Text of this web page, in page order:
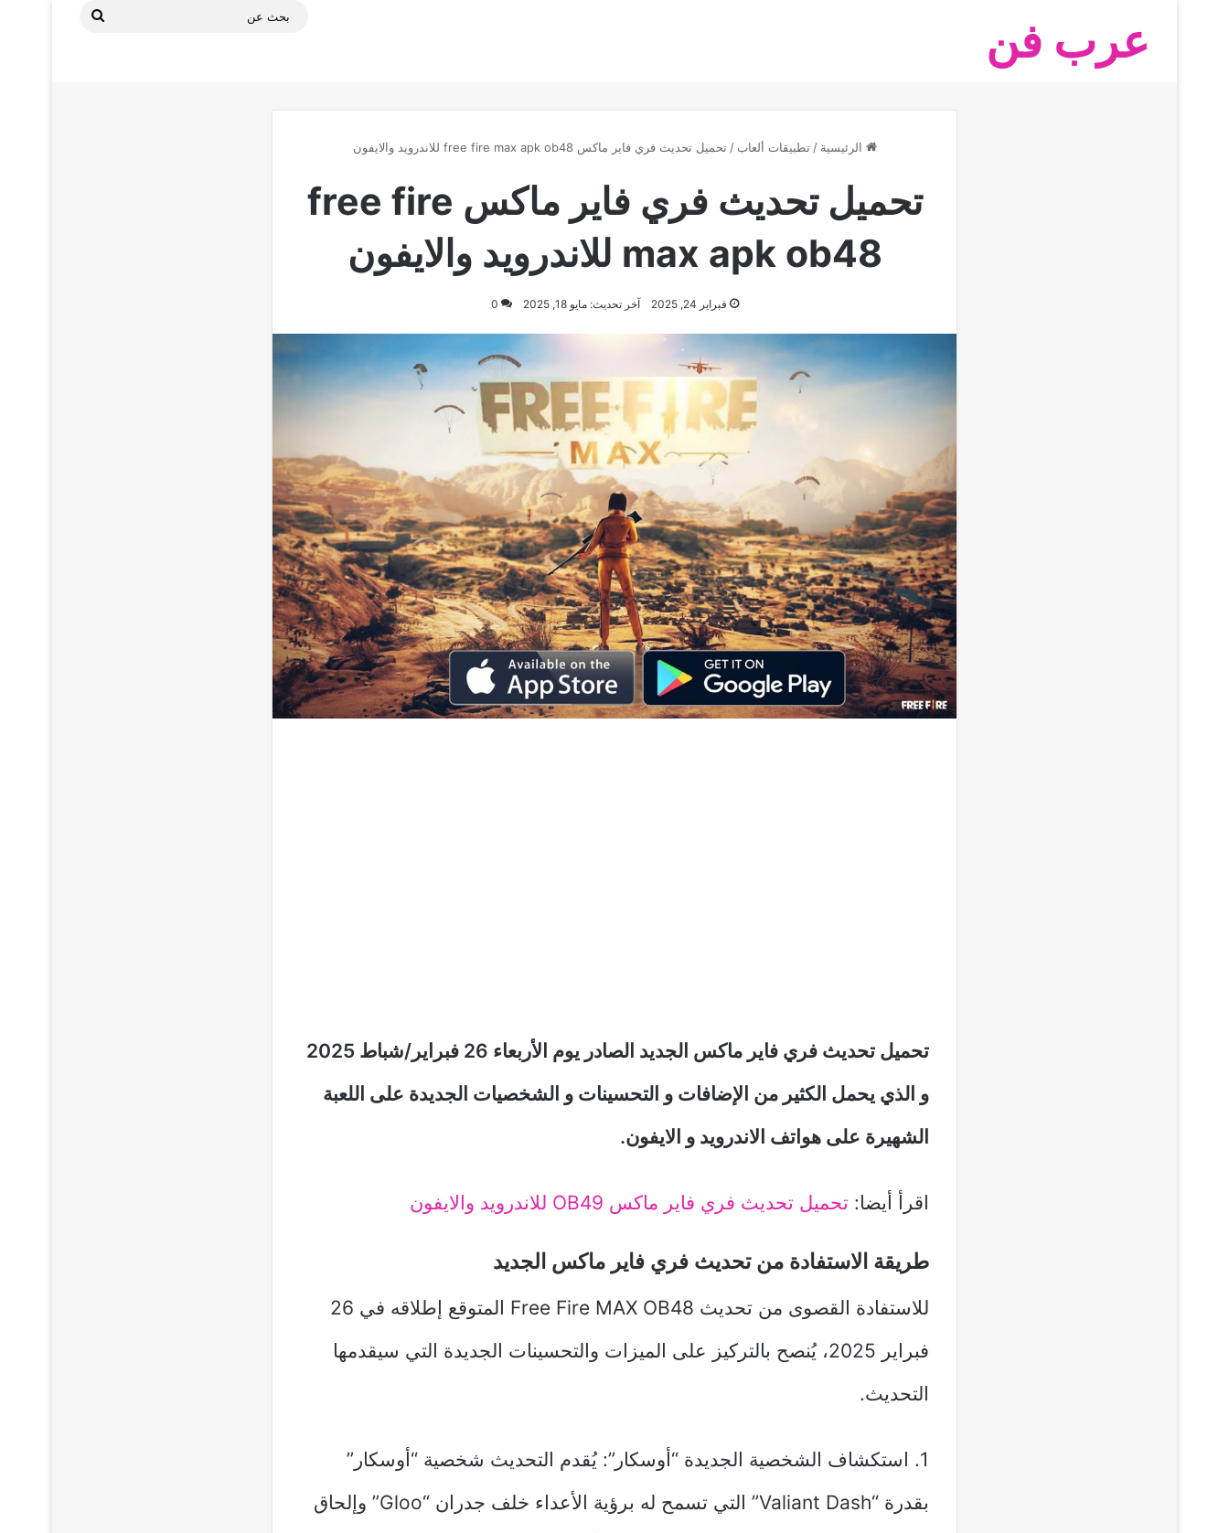
عرب فن
بحث
الرئيسية / تطبيقات ألعاب / تحميل تحديث فري فاير ماكس free fire max apk ob48 للاندرويد والايفون
تحميل تحديث فري فاير ماكس free fire
max apk ob48 للاندرويد والايفون
فبراير 24, 2025 آخر تحديث: مايو 18, 2025 0
تحميل تحديث فري فاير ماكس الجديد الصادر يوم الأربعاء 26 فبراير/شباط 2025
و الذي يحمل الكثير من الإضافات و التحسينات و الشخصيات الجديدة على اللعبة
الشهيرة على هواتف الاندرويد و الايفون.
اقرأ أيضا: تحميل تحديث فري فاير ماكس OB49 للاندرويد والايفون
طريقة الاستفادة من تحديث فري فاير ماكس الجديد
للاستفادة القصوى من تحديث Free Fire MAX OB48 المتوقع إطلاقه في 26
فبراير 2025، يُنصح بالتركيز على الميزات والتحسينات الجديدة التي سيقدمها
التحديث.
1. استكشاف الشخصية الجديدة “أوسكار”: يُقدم التحديث شخصية “أوسكار”
بقدرة “Valiant Dash” التي تسمح له برؤية الأعداء خلف جدران “Gloo” وإلحاق